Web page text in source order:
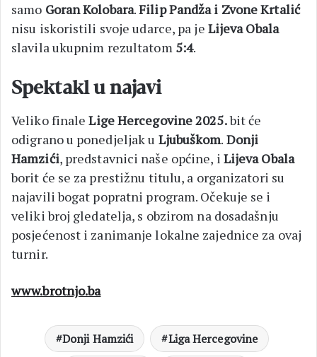
samo Goran Kolobara.Filip Pandža i Zvone Krtalić
nisu iskoristili svoje udarce, pa je Lijeva Obala
slavila ukupnim rezultatom 5:4.
Spektakl u najavi
Veliko finaleLige Hercegovine 2025.bit će
odigrano u ponedjeljak u Ljubuškom. Donji
Hamzići, predstavnici naše općine, i Lijeva Obala
borit će se za prestižnu titulu, a organizatori su
najavili bogat popratni program. Očekuje se i
veliki broj gledatelja, s obzirom na dosadašnju
posjećenost i zanimanje lokalne zajednice za ovaj
turnir.
www.brotnjo.ba
Donji Hamzići Liga Hercegovine